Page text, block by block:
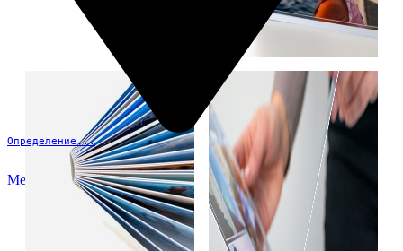
Определение...
Меню